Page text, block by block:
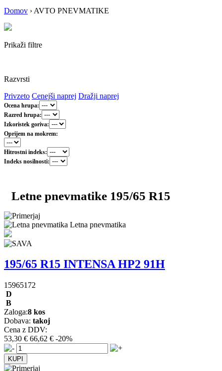
Domov › AVTO PNEVMATIKE
Prikaži filtre
Razvrsti
Privzeto Cenejši naprej Dražji naprej
Ocena hrupa:
Razred hrupa:
Izkoristek goriva:
Oprijem na mokrem:
Hitrostni indeks:
Indeks nosilnosti:
Letne pnevmatike 195/65 R15
Letna pnevmatika
195/65 R15 INTENSA HP2 91H
15965172
D
B
Zaloga:8 kos
Dobava: takoj
Cena z DDV:
53,30 € 66,62 € -20%